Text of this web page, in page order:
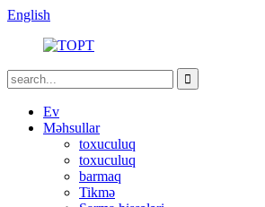
English
Ev
Məhsullar
toxuculuq
toxuculuq
barmaq
Tikmə